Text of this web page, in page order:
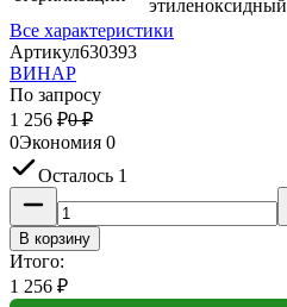
этиленоксидный
Все характеристики
Артикул630393
ВИНАР
По запросу
1 256 ₽0 ₽
0Экономия 0
Осталось 1
В корзину
Итого:
1 256 ₽